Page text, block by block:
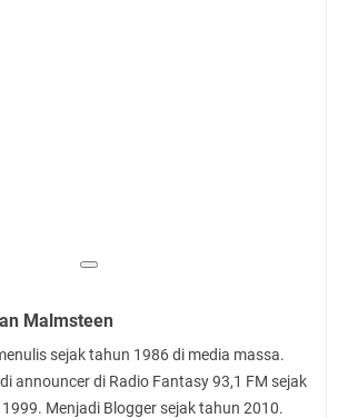
Malmsteen
sejak tahun 1986 di media massa.
announcer di Radio Fantasy 93,1 FM sejak
Menjadi Blogger sejak tahun 2010.